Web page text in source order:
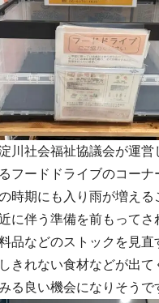
川社会福祉協議会が運営
フードドライブのコーナ
時期にも入り雨が増える
に伴う準備を前もってさ
品などのストックを見直
きれない食材などが出て
る良い機会になりそうで